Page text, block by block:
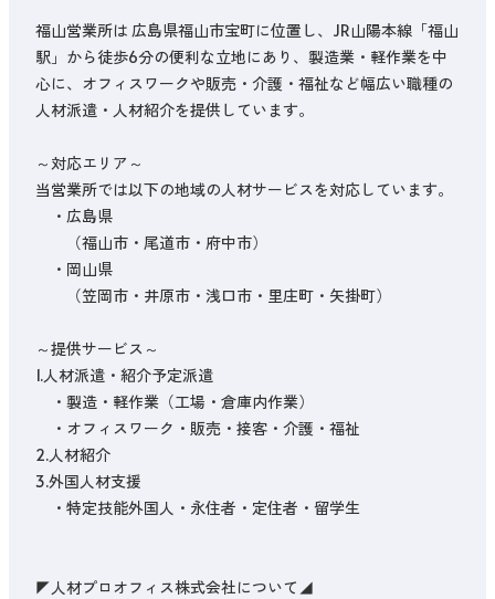
福山営業所は 広島県福山市宝町に位置し、JR山陽本線「福山
駅」から徒歩6分の便利な立地にあり、製造業・軽作業を中
心に、オフィスワークや販売・介護・福祉など幅広い職種の
人材派遣・人材紹介を提供しています。
～対応エリア～
当営業所では以下の地域の人材サービスを対応しています。
・広島県
（福山市・尾道市・府中市）
・岡山県
（笠岡市・井原市・浅口市・里庄町・矢掛町）
～提供サービス～
1.人材派遣・紹介予定派遣
・製造・軽作業（工場・倉庫内作業）
・オフィスワーク・販売・接客・介護・福祉
2.人材紹介
3.外国人材支援
・特定技能外国人・永住者・定住者・留学生
◤人材プロオフィス株式会社について◢